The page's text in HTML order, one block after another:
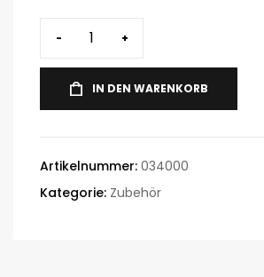
- +
IN DEN WARENKORB
Artikelnummer: 034000
Kategorie: Zubehör